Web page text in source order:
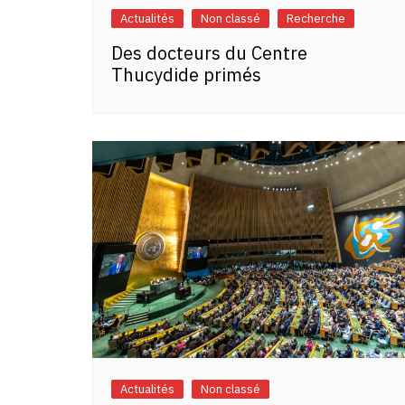
Actualités Non classé Recherche
Des docteurs du Centre
Thucydide primés
Actualités Non classé